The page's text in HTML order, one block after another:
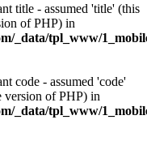
title - assumed 'title' (this
of PHP) in
_data/tpl_www/
code - assumed 'code'
of PHP) in
_data/tpl_www/